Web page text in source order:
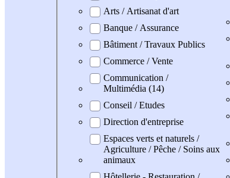
Arts / Artisanat d'art
Banque / Assurance
Bâtiment / Travaux Publics
Commerce / Vente
Communication /
Multimédia (14)
Conseil / Etudes
Direction d'entreprise
Espaces verts et naturels /
Agriculture / Pêche / Soins aux
animaux